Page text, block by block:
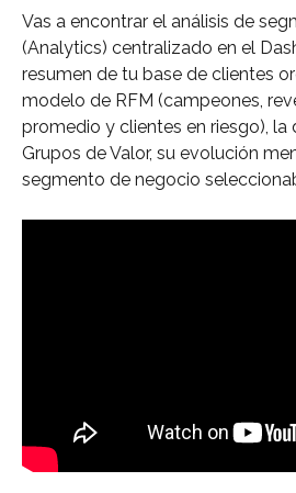
Vas a encontrar el análisis de
(Analytics) centralizado en el
resumen de tu base de clientes
modelo de RFM (campeones,
promedio y clientes en riesgo), la
Grupos de Valor, su evolución
segmento de negocio